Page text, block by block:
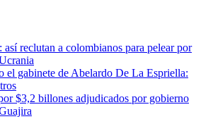
así reclutan a colombianos para pelear por
el gabinete de Abelardo De La Espriella:
$3,2 billones adjudicados por gobierno